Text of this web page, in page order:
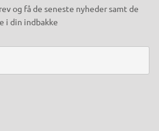
og få de seneste nyheder samt de
i din indbakke